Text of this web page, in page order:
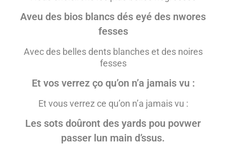
Aveu des bios blancs dés eyé des nwores
fesses
Avec des belles dents blanches et des noires
fesses
Et vos verrez ço qu’on n’a jamais vu :
Et vous verrez ce qu’on n’a jamais vu :
Les sots doûront des yards pou povwer
passer lun main d’ssus.